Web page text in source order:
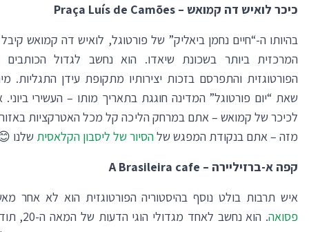
כיכר לואיש דה קמואש – Praça Luís de Camões
בהיותו ה-“חיים נחמן ביאליק” של פורטוגל, לואיש דה קמואש
המרכזית ביותר בשכונת שיאדו. הוא נחשב לגדול הכותבים
הפורטוגזית והתפרסם בזכות יצירותיו מתקופת עידן התגליות.
שאת “יום פורטוגל” המדינה חוגגת בתאריך מותו – העשירי
לכיכר של קמואש – אתם במרחק הליכה קל מכל האטרקציות באזור,
מזה – אתם בנקודת המפגש שלהסיור של ליסבון הקלאסית שלנו
קפה א-ברזיליירה – A Brasileira cafe
איש תרבות בולט נוסף בהיסטוריה הפורטוגזית הוא לא אחר
פסואה
. הוא נחשב לאחד